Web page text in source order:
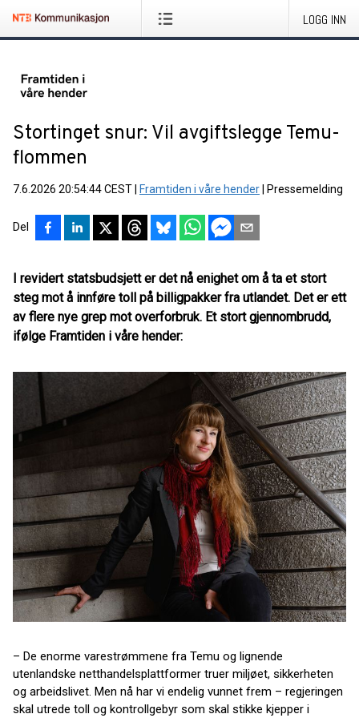
LOGG INN
Stortinget snur: Vil avgiftslegge Temu-
flommen
7.6.2026 20:54:44 CEST Framtiden i våre hender Pressemelding
Del
I revidert statsbudsjett er det nå enighet om å ta et stort
steg mot å innføre toll på billigpakker fra utlandet. Det er ett
av flere nye grep mot overforbruk. Et stort gjennombrudd,
ifølge Framtiden i våre hender:
– De enorme varestrømmene fra Temu og lignende
utenlandske netthandelsplattformer truer miljøet, sikkerheten
og arbeidslivet. Men nå har vi endelig vunnet frem – regjeringen
skal utrede toll og kontrollgebyr som skal stikke kjepper i